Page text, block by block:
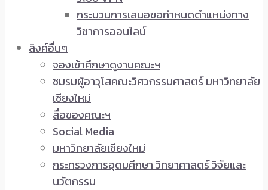
กระบวนการเสนอขอกำหนดตำแหน่งทาง
วิชาการออนไลน์
ลิงค์อื่นๆ
จองเข้าศึกษาดูงานคณะฯ
ชมรมผู้อาวุโสคณะวิศวกรรมศาสตร์ มหาวิทยาลัย
เชียงใหม่
สื่อของคณะฯ
Social Media
มหาวิทยาลัยเชียงใหม่
กระทรวงการอุดมศึกษา วิทยาศาสตร์ วิจัยและ
นวัตกรรม